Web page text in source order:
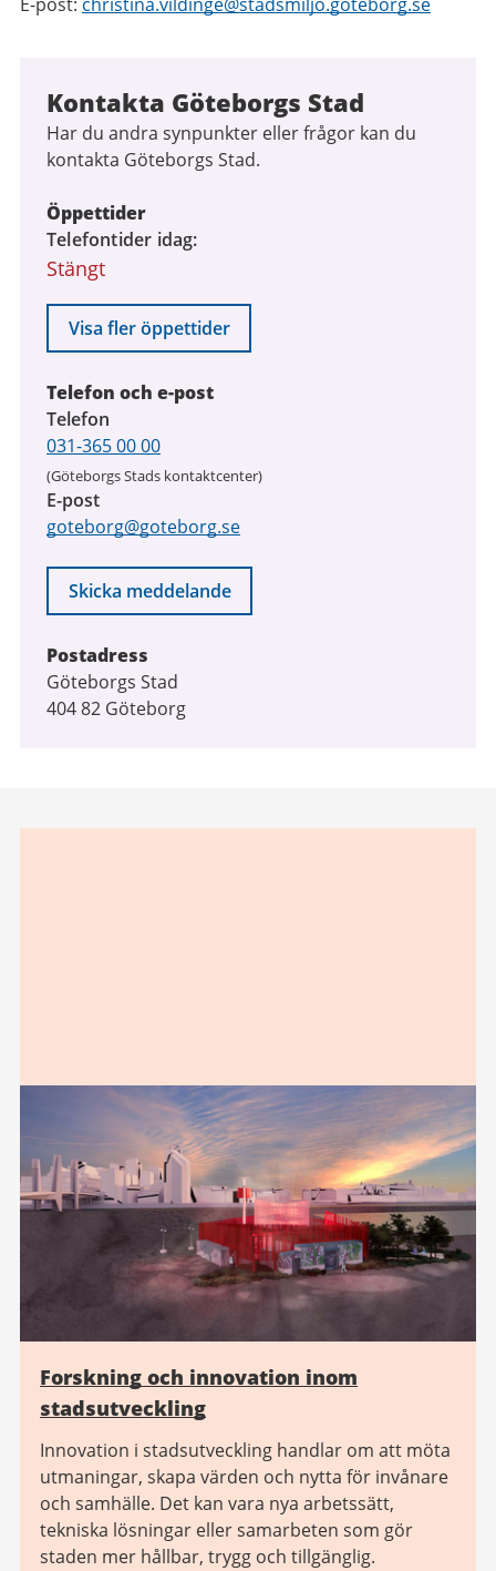
Kontakta Göteborgs Stad
Har du andra synpunkter eller frågor kan du
kontakta Göteborgs Stad.
Öppettider
Telefontider idag
Stängt
Visa fler öppettider
Telefon och e-post
Telefon
031-365 00 00
(Göteborgs Stads kontaktcenter)
E-post
goteborg@goteborg.se
Skicka meddelande
Postadress
Göteborgs Stad
404 82 Göteborg
Forskning och innovation inom
stadsutveckling
Innovation i stadsutveckling handlar om att möta
utmaningar, skapa värden och nytta för invånare
och samhälle. Det kan vara nya arbetssätt,
tekniska lösningar eller samarbeten som gör
staden mer hållbar, trygg och tillgänglig.